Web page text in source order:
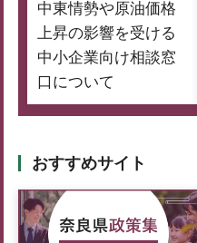
中東情勢や原油価格
上昇の影響を受ける
中小企業向け相談窓
口について
おすすめサイト